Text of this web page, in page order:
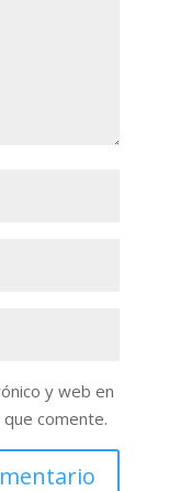
y web en
comente.